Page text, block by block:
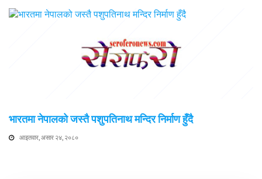
भारतमा नेपालको जस्तै पशुपतिनाथ मन्दिर निर्माण हुँदै
आइतवार, असार २४, २०८०